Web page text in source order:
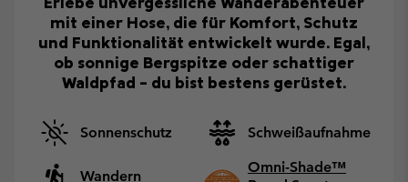
mit einer Hose, die für Komfort, Schutz
und Funktionalität entwickelt wurde. Egal,
ob sonnige Bergspitze oder schattiger
Waldpfad – du bist bestens gerüstet.
Sonnenschutz Schweißaufnahme
Wandern
Omni-Shade™